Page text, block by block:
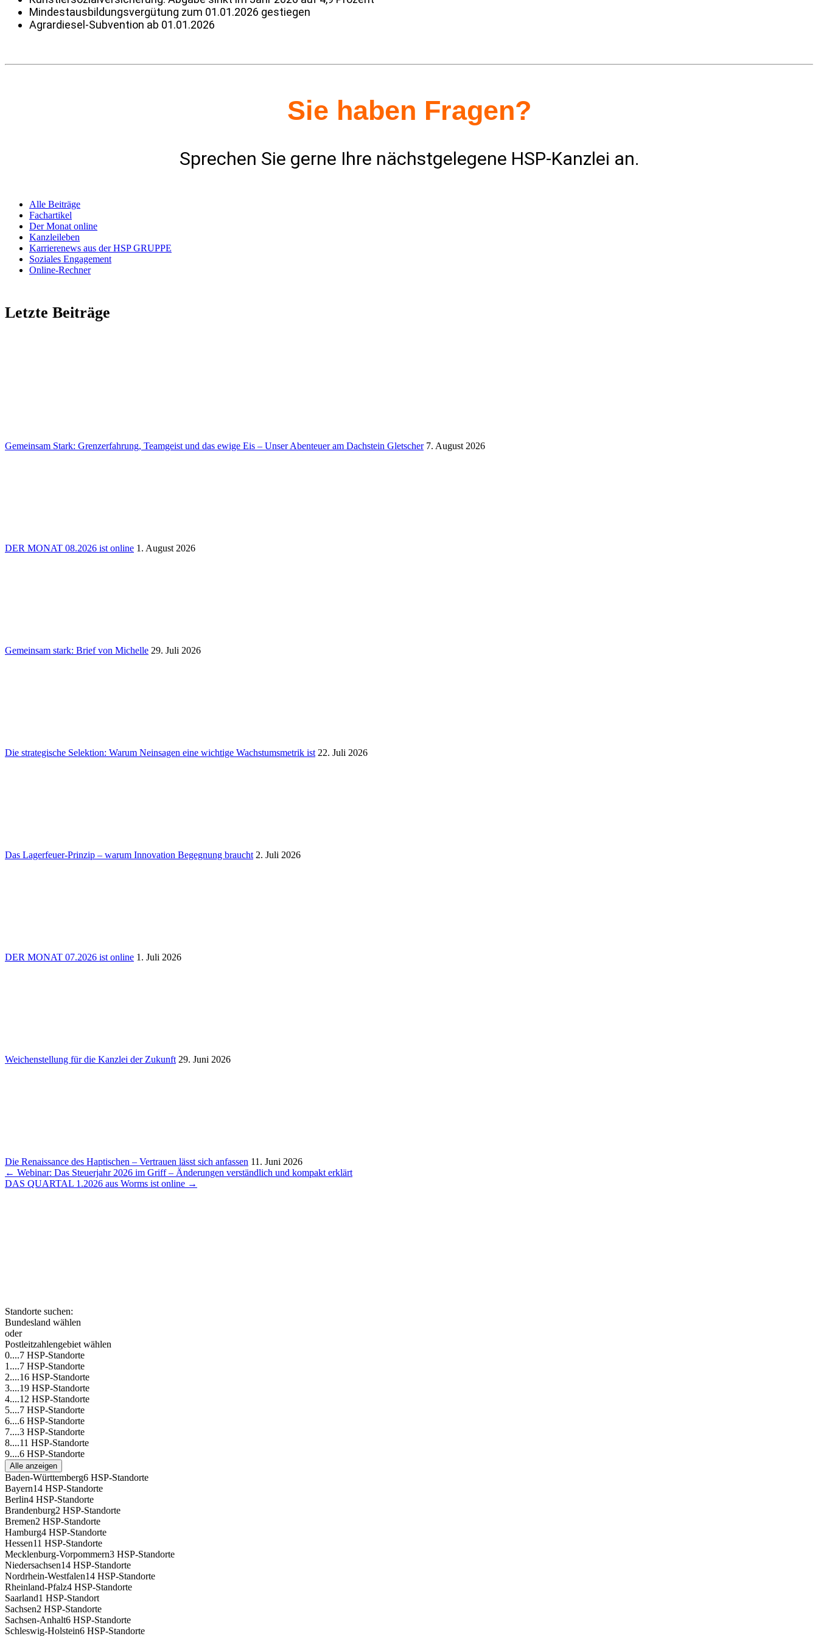
Mindest­aus­bil­dungs­ver­gü­tung zum 01.01.2026 gestiegen
Agrar­diesel-Subven­tion ab 01.01.2026
Sie haben Fragen?
Spre­chen Sie gerne Ihre nächst­ge­le­gene HSP-Kanzlei an.
Alle Beiträge
Fach­ar­tikel
Der Monat online
Kanz­lei­leben
Karrie­renews aus der HSP GRUPPE
Soziales Enga­ge­ment
Online-Rechner
Letzte Beiträge
Gemeinsam Stark: Grenz­erfah­rung, Team­geist und das ewige Eis – Unser Aben­teuer am Dach­stein Glet­scher 7. August 2026
DER MONAT 08.2026 ist online 1. August 2026
Gemeinsam stark: Brief von Michelle 29. Juli 2026
Die stra­te­gi­sche Selek­tion: Warum Nein­sagen eine wich­tige Wachs­tums­me­trik ist 22. Juli 2026
Das Lager­feuer-Prinzip – warum Inno­va­tion Begeg­nung braucht 2. Juli 2026
DER MONAT 07.2026 ist online 1. Juli 2026
Weichen­stel­lung für die Kanzlei der Zukunft 29. Juni 2026
Die Renais­sance des Hapti­schen – Vertrauen lässt sich anfassen 11. Juni 2026
Beitragsnavigation
← Webinar: Das Steu­er­jahr 2026 im Griff – Ände­rungen verständ­lich und kompakt erklärt
DAS QUARTAL 1.2026 aus Worms ist online →
Standorte suchen:
Bundesland wählen
oder
Postleitzahlengebiet wählen
0....7 HSP-Standorte
1....7 HSP-Standorte
2....16 HSP-Standorte
3....19 HSP-Standorte
4....12 HSP-Standorte
5....7 HSP-Standorte
6....6 HSP-Standorte
7....3 HSP-Standorte
8....11 HSP-Standorte
9....6 HSP-Standorte
Alle anzeigen
Baden-Württemberg6 HSP-Standorte
Bayern14 HSP-Standorte
Berlin4 HSP-Standorte
Brandenburg2 HSP-Standorte
Bremen2 HSP-Standorte
Hamburg4 HSP-Standorte
Hessen11 HSP-Standorte
Mecklenburg-Vorpommern3 HSP-Standorte
Niedersachsen14 HSP-Standorte
Nordrhein-Westfalen14 HSP-Standorte
Rheinland-Pfalz4 HSP-Standorte
Saarland1 HSP-Standort
Sachsen2 HSP-Standorte
Sachsen-Anhalt6 HSP-Standorte
Schleswig-Holstein6 HSP-Standorte